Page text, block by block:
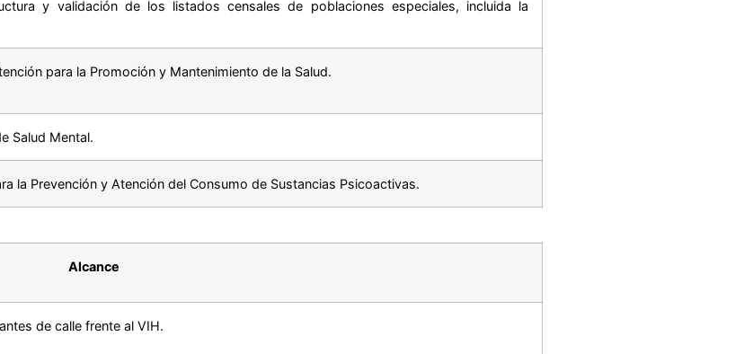
y validación de los listados censales de poblaciones especiales, incluida la
para la Promoción y Mantenimiento de la Salud.
Salud Mental.
la Prevención y Atención del Consumo de Sustancias Psicoactivas.
Alcance
de calle frente al VIH.